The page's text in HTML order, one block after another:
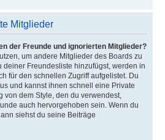
Mitglieder
der Freunde und ignorierten Mitglieder?
um andere Mitglieder des Boards zu
deiner Freundesliste hinzufügst, werden in
für den schnellen Zugriff aufgelistet. Du
und kannst ihnen schnell eine Private
von dem Style, den du verwendest,
auch hervorgehoben sein. Wenn du
siehst du seine Beiträge